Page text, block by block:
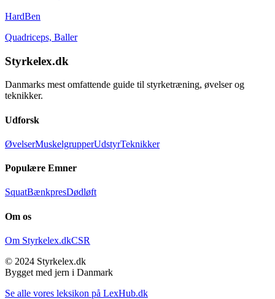
HardBen
Quadriceps, Baller
Styrkelex.dk
Danmarks mest omfattende guide til styrketræning, øvelser og
teknikker.
Udforsk
ØvelserMuskelgrupperUdstyrTeknikker
Populære Emner
SquatBænkpresDødløft
Om os
Om Styrkelex.dkCSR
© 2024 Styrkelex.dk
Bygget med jern i Danmark
Se alle vores leksikon på LexHub.dk